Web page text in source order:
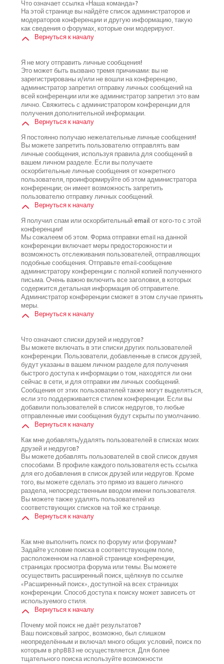
Что означает ссылка «Наша команда»?
На этой странице вы найдёте список администраторов и
модераторов конференции и другую информацию, такую
как сведения о форумах, которые они модерируют.
Вернуться к началу
Я не могу отправить личные сообщения!
Это может быть вызвано тремя причинами: вы не
зарегистрированы и/или не вошли на конференцию,
администратор запретил отправку личных сообщений на
всей конференции или же администратор запретил это вам
лично. Свяжитесь с администратором конференции для
получения дополнительной информации.
Вернуться к началу
Я постоянно получаю нежелательные личные сообщения!
Вы можете запретить пользователю отправлять вам
личные сообщения, используя правила для сообщений в
вашем личном разделе. Если вы получаете
оскорбительные личные сообщения от конкретного
пользователя, проинформируйте об этом администратора
конференции; он имеет возможность запретить
пользователю отправку личных сообщений.
Вернуться к началу
Я получил спам или оскорбительный email от кого-то с этой
конференции!
Мы сожалеем об этом. Форма отправки email на данной
конференции включает меры предосторожности и
возможность отслеживания пользователей, отправляющих
подобные сообщения. Отправьте email-сообщение
администратору конференции с полной копией полученного
письма. Очень важно включить все заголовки, в которых
содержится детальная информация об отправителе.
Администратор конференции сможет в этом случае принять
меры.
Вернуться к началу
Что означают списки друзей и недругов?
Вы можете включать в эти списки других пользователей
конференции. Пользователи, добавленные в список друзей,
будут указаны в вашем личном разделе для получения
быстрого доступа к информации о том, находятся ли они
сейчас в сети, и для отправки им личных сообщений.
Сообщения от этих пользователей также могут выделяться,
если это поддерживается стилем конференции. Если вы
добавили пользователей в список недругов, то любые
отправленные ими сообщения будут скрыты по умолчанию.
Вернуться к началу
Как мне добавлять/удалять пользователей в списках моих
друзей и недругов?
Вы можете добавлять пользователей в свой список двумя
способами. В профиле каждого пользователя есть ссылка
для его добавления в список друзей или недругов. Кроме
того, вы можете сделать это прямо из вашего личного
раздела, непосредственным вводом имени пользователя.
Вы можете также удалять пользователей из
соответствующих списков на той же странице.
Вернуться к началу
Как мне выполнить поиск по форуму или форумам?
Задайте условие поиска в соответствующем поле,
расположенном на главной странице конференции,
страницах просмотра форума или темы. Вы можете
осуществить расширенный поиск, щёлкнув по ссылке
«Расширенный поиск», доступной на всех страницах
конференции. Способ доступа к поиску может зависеть от
используемого стиля.
Вернуться к началу
Почему мой поиск не даёт результатов?
Ваш поисковый запрос, возможно, был слишком
неопределённым и включал много общих условий, поиск по
которым в phpBB3 не осуществляется. Для более
тщательного поиска используйте возможности